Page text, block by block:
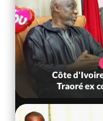
Côte
Traoré ex